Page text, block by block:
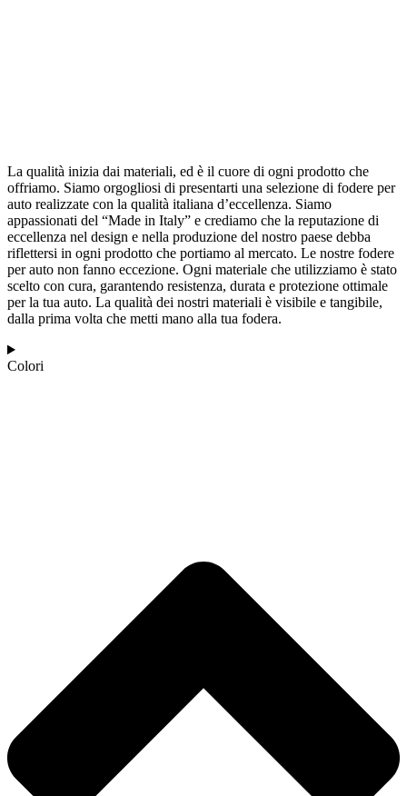
La qualità inizia dai materiali, ed è il cuore di ogni prodotto che
offriamo. Siamo orgogliosi di presentarti una selezione di fodere per
auto realizzate con la qualità italiana d’eccellenza. Siamo
appassionati del “Made in Italy” e crediamo che la reputazione di
eccellenza nel design e nella produzione del nostro paese debba
riflettersi in ogni prodotto che portiamo al mercato. Le nostre fodere
per auto non fanno eccezione. Ogni materiale che utilizziamo è stato
scelto con cura, garantendo resistenza, durata e protezione ottimale
per la tua auto. La qualità dei nostri materiali è visibile e tangibile,
dalla prima volta che metti mano alla tua fodera.
Colori